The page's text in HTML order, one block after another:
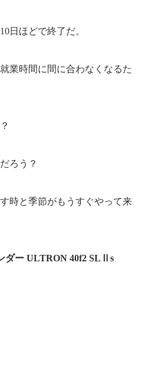
日ほどで終了だ。
業時間に間に合わなくなるた
ろう？
時と季節がもうすぐやって来
ダー ULTRON 40f2 SLⅡs